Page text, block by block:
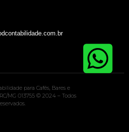
para Cafés, Bares e
MG 013755 © 2024 – Todos